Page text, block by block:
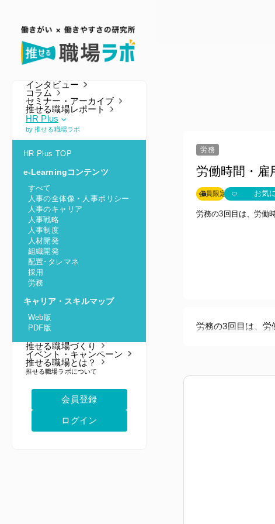
インタビュー
コラム
セミナー・アーカイブ
推せる職場レポート
HR Plus
by 推せる職場ラボ
HR Plus TOP
e-Learningコンテンツ
すべて
人事の全体像・人事ポリシー
人事のキャリア
人事戦略
人事制度
人材開発
組織開発
配置･タレマネ
採用
労務
キャリア・スキルマップ
Web版
PDF版
推せる職場づくり
イベント・キャンペーン
推せる職場とは？
推せる職場ラボについて
会員登録
ログイン
労務
労働時間・雇
会員限定 お気
労務の3回目は、労働
労務の3回目は、労